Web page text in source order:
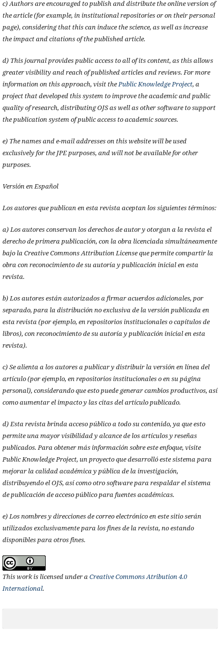
c) Authors are encouraged to publish and distribute the online version of
the article (for example, in institutional repositories or on their personal
page), considering that this can induce the science, as well as increase
the impact and citations of the published article.
d) This journal provides public access to all of its content, as this allows
greater visibility and reach of published articles and reviews. For more
information on this approach, visit thePublic Knowledge Project, a
project that developed this system to improve the academic and public
quality of research, distributing OJS as well as other software to support
the publication system of public access to academic sources.
e) The names and e-mail addresses on this website will be used
exclusively for the JPE purposes, and will not be available for other
purposes.
Versión en Español
Los autores que publican en esta revista aceptan los siguientes términos:
a) Los autores conservan los derechos de autor y otorgan a la revista el
derecho de primera publicación, con la obra licenciada simultáneamente
bajo la Creative Commons Attribution License que permite compartir la
obra con reconocimiento de su autoría y publicación inicial en esta
revista.
b) Los autores están autorizados a firmar acuerdos adicionales, por
separado, para la distribución no exclusiva de la versión publicada en
esta revista (por ejemplo, en repositorios institucionales o capítulos de
libros), con reconocimiento de su autoría y publicación inicial en esta
revista).
c) Se alienta a los autores a publicar y distribuir la versión en línea del
artículo (por ejemplo, en repositorios institucionales o en su página
personal), considerando que esto puede generar cambios productivos, así
como aumentar el impacto y las citas del artículo publicado.
d) Esta revista brinda acceso público a todo su contenido, ya que esto
permite una mayor visibilidad y alcance de los artículos y reseñas
publicados. Para obtener más información sobre este enfoque, visite
Public Knowledge Project, un proyecto que desarrolló este sistema para
mejorar la calidad académica y pública de la investigación,
distribuyendo el OJS, así como otro software para respaldar el sistema
de publicación de acceso público para fuentes académicas.
e) Los nombres y direcciones de correo electrónico en este sitio serán
utilizados exclusivamente para los fines de la revista, no estando
disponibles para otros fines.
This work is licensed under aCreative Commons Atribution 4.0
International.